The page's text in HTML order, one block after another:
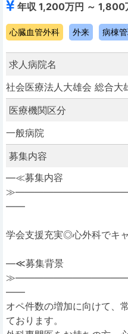
年収 1,200万円 ～ 1,800
心臓血管外科 外来 病棟
求人病院名
社会医療法人大雄会 総合大
医療機関区分
一般病院
募集内容
―≪募集内容
――
学会支援充実◎心外科でキ
―≪募集背景
――
オペ件数の増加に向けて、
ております。